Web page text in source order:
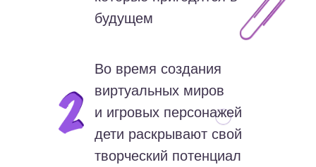
будущем
Во время создания
виртуальных миров
и игровых персонажей
дети раскрывают свой
творческий потенциал